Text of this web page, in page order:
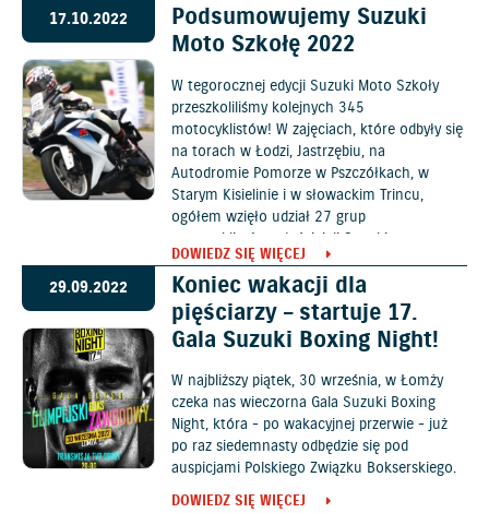
17.10.2022
Podsumowujemy Suzuki
Moto Szkołę 2022
W tegorocznej edycji Suzuki Moto Szkoły
przeszkoliliśmy kolejnych 345
motocyklistów! W zajęciach, które odbyły się
na torach w Łodzi, Jastrzębiu, na
Autodromie Pomorze w Pszczółkach, w
Starym Kisielinie i w słowackim Trincu,
ogółem wzięło udział 27 grup
motocyklistów-właścicieli Suzuki.
DOWIEDZ SIĘ WIĘCEJ
29.09.2022
Koniec wakacji dla
pięściarzy – startuje 17.
Gala Suzuki Boxing Night!
W najbliższy piątek, 30 września, w Łomży
czeka nas wieczorna Gala Suzuki Boxing
Night, która - po wakacyjnej przerwie - już
po raz siedemnasty odbędzie się pod
auspicjami Polskiego Związku Bokserskiego.
DOWIEDZ SIĘ WIĘCEJ